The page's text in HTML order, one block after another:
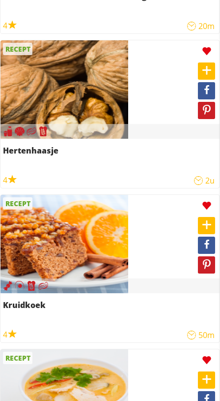
4 20m
RECEPT
Hertenhaasje
4 2u
RECEPT
Kruidkoek
4 50m
RECEPT